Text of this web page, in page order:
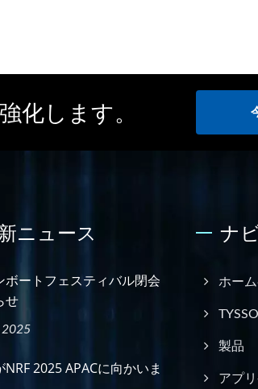
化します。
ニュース
ボートフェスティバル閉会
せ
2025
NRF 2025 APACに向かいま
ナ
ホー
製品
アプ